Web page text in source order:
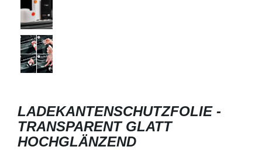
LADEKANTENSCHUTZFOLIE -
TRANSPARENT GLATT
HOCHGLÄNZEND